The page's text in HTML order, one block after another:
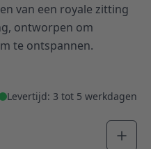
van een royale zitting
ontworpen om
te ontspannen.
Levertijd: 3 tot 5 werkdagen